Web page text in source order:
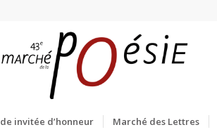
invitée d’honneur Marché des Lettres